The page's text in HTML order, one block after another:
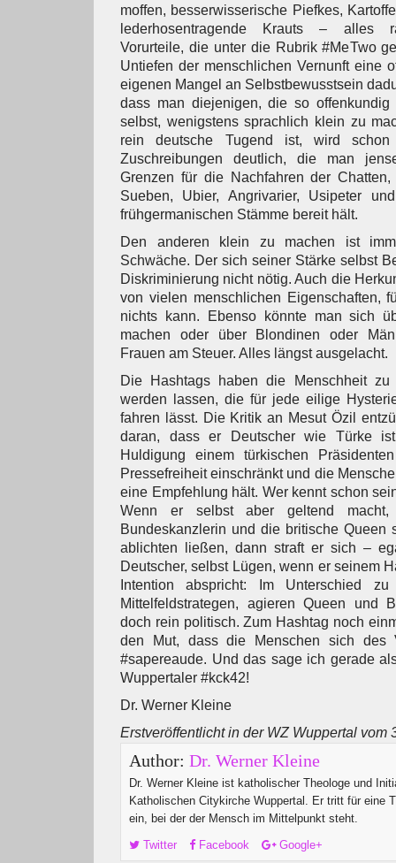
moffen, besserwisserische Piefkes,
lederhosentragende Krauts – alles
Vorurteile, die unter die Rubrik #MeTwo
Untiefen der menschlichen Vernunft eine
eigenen Mangel an Selbstbewusstsein
dass man diejenigen, die so
selbst, wenigstens sprachlich klein zu
rein deutsche Tugend ist, wird
Zuschreibungen deutlich, die man
Grenzen für die Nachfahren der Chatten,
Sueben, Ubier, Angrivarier, Usipeter
frühgermanischen Stämme bereit hält.
Den anderen klein zu machen ist
Schwäche. Der sich seiner Stärke selbst
Diskriminierung nicht nötig. Auch die
von vielen menschlichen Eigenschaften,
nichts kann. Ebenso könnte man sich
machen oder über Blondinen oder
Frauen am Steuer. Alles längst ausgelacht.
Die Hashtags haben die Menschheit
werden lassen, die für jede eilige
fahren lässt. Die Kritik an Mesut Özil
daran, dass er Deutscher wie Türke
Huldigung einem türkischen
Pressefreiheit einschränkt und die
eine Empfehlung hält. Wer kennt schon
Wenn er selbst aber geltend
Bundeskanzlerin und die britische Queen
ablichten ließen, dann straft er sich –
Deutscher, selbst Lügen, wenn er seinem
Intention abspricht: Im Unterschied
Mittelfeldstrategen, agieren Queen und
doch rein politisch. Zum Hashtag noch
den Mut, dass die Menschen sich des
#sapereaude. Und das sage ich gerade
Wuppertaler #kck42!
Dr. Werner Kleine
Erstveröffentlicht in der WZ Wuppertal vom
Author:Dr. Werner Kleine
Dr. Werner Kleine ist katholischer Theologe und
Katholischen Citykirche Wuppertal. Er tritt für eine
ein, bei der der Mensch im Mittelpunkt steht.
Twitter
Facebook Google+